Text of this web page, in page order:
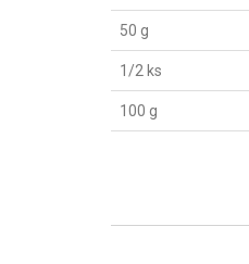
50 g
1/2 ks
100 g